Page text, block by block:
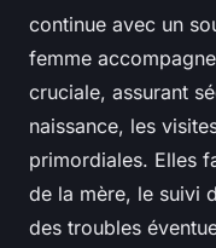
continue avec un
femme
cruciale, assurant
naissance, les
primordiales. Elles
de la mère, le suivi
des troubles